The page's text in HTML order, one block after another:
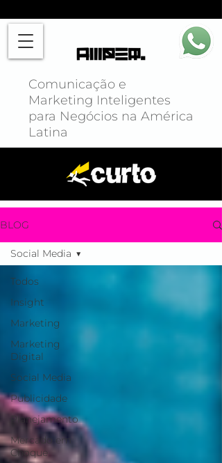
Comunicação e
Marketing Inteligentes
para Negócios na América
Latina
BLOG
Todos
Insight
Marketing
Marketing
Digital
Social Media
Publicidade
Planejamento
Mercado em
Choque
Social Media